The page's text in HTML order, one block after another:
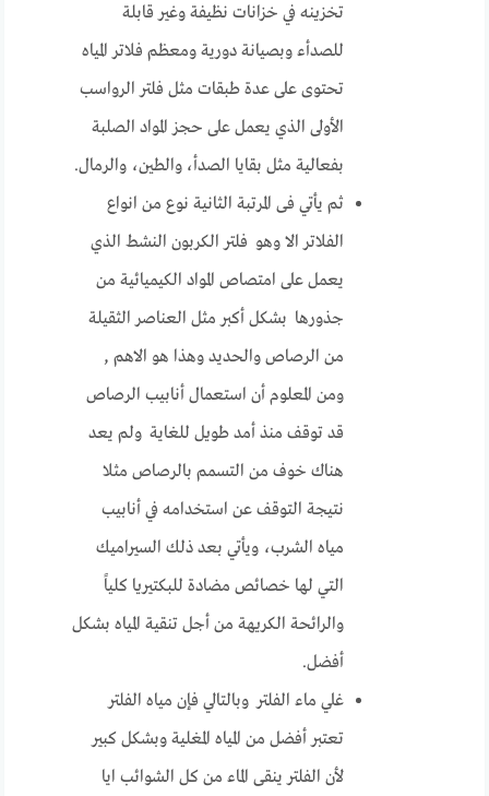
تخزينه في خزانات نظيفة وغير قابلة
للصدأء وبصيانة دورية ومعظم فلاتر المياه
تحتوى على عدة طبقات مثل فلتر الرواسب
الأولى الذي يعمل على حجز المواد الصلبة
بفعالية مثل بقايا الصدأ، والطين، والرمال.
ثم يأتي فى المرتبة الثانية نوع من انواع
الفلاتر الا وهو فلتر الكربون النشط الذي
يعمل على امتصاص المواد الكيميائية من
جذورها بشكل أكبر مثل العناصر الثقيلة
من الرصاص والحديد وهذا هو الاهم ,
ومن المعلوم أن استعمال أنابيب الرصاص
قد توقف منذ أمد طويل للغاية ولم يعد
هناك خوف من التسمم بالرصاص مثلا
نتيجة التوقف عن استخدامه في أنابيب
مياه الشرب، ويأتي بعد ذلك السيراميك
التي لها خصائص مضادة للبكتيريا كلياً
والرائحة الكريهة من أجل تنقية المياه بشكل
أفضل.
غلي ماء الفلتر وبالتالي فإن مياه الفلتر
تعتبر أفضل من المياه المغلية وبشكل كبير
لأن الفلتر ينقى الماء من كل الشوائب ايا